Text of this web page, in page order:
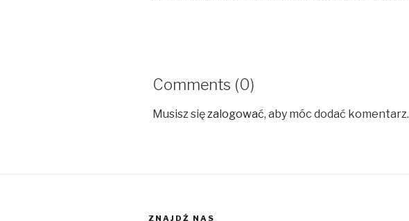
Comments (0)
Musisz sięzalogować, aby móc dodać komentarz.
ZNAJDŹ NAS